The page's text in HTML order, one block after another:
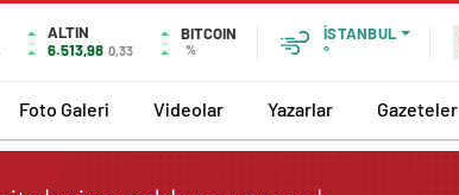
ALTIN
6.513,98 0,33
BITCOIN
%
İSTANBUL
°
Foto Galeri Videolar Yazarlar Gazeteler